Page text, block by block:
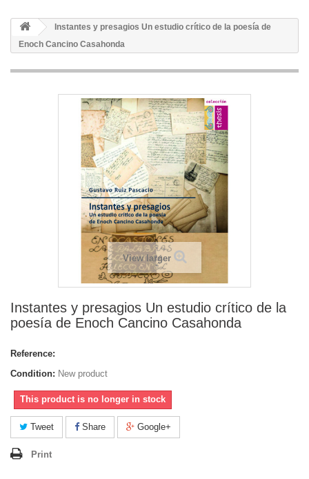
Instantes y presagios Un estudio crítico de la poesía de
Enoch Cancino Casahonda
View larger
Instantes y presagios Un estudio crítico de la
poesía de Enoch Cancino Casahonda
Reference:
Condition: New product
This product is no longer in stock
Tweet Share Google+
Print